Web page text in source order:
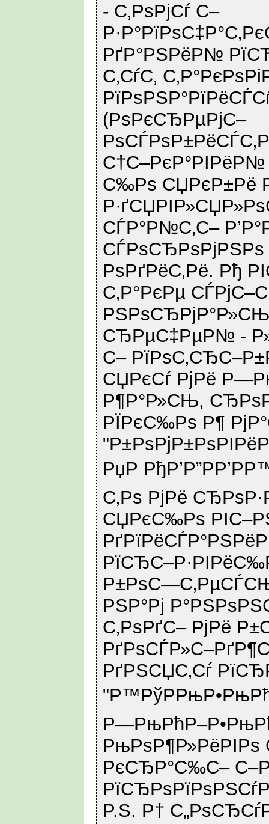
- С‚РѕРјСѓ С–
РґР°РЅРёР№
С‚СѓС‚
(РѕРєСЂРµРјС–
С‰Рѕ СЏРєР±Рё
СЃР°Р№С‚С–
РѕРґРёС‚Рё. Рђ
С‚Р°РєРµ
СЂРµС‡РµР№ -
С–
СЏРєСѓ РјРё
Р¶Р°Р»СЊ,
РЇРєС‰Рѕ Р¶
РџР
С‚Рѕ РјРё
СЏРєС‰Рѕ
РЅР°Рј
С‚РѕРґС– РјРё
РґРЅСЏС‚Сѓ
"Р™РўРРњР•РњРћ
РњРѕР¶Р»РёРІРѕ
РєСЂР°С‰С–
P.S. Р†